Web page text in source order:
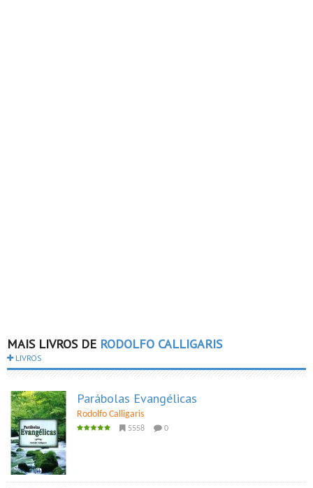
MAIS LIVROS DE RODOLFO CALLIGARIS
LIVROS
Parábolas Evangélicas
Rodolfo Calligaris
5558 0